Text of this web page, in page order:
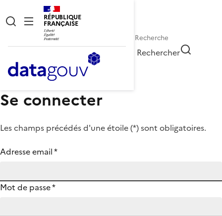
RÉPUBLIQUE
FRANÇAISE
Rechercher
Se connecter
Les champs précédés d'une étoile (*) sont obligatoires.
Adresse email*
Mot de passe*